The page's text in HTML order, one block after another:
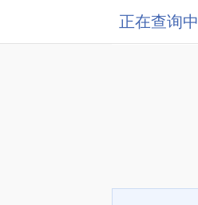
正在查询中